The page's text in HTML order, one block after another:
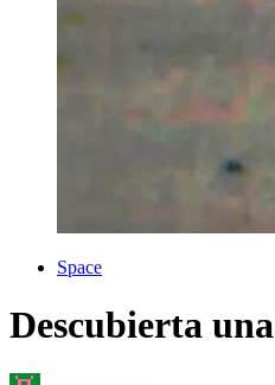
Space
Descubierta